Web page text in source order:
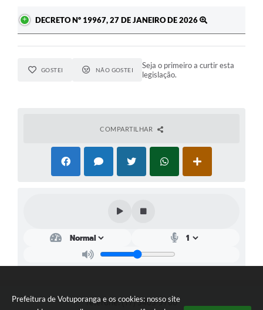
Prefeitura de Votuporanga e os cookies: nosso site
DECRETO Nº 19967, 27 DE JANEIRO DE 2026
GOSTEI NÃO GOSTEI
Seja o primeiro a curtir esta
legislação.
COMPARTILHAR
Telefone: (17) 3405-9700